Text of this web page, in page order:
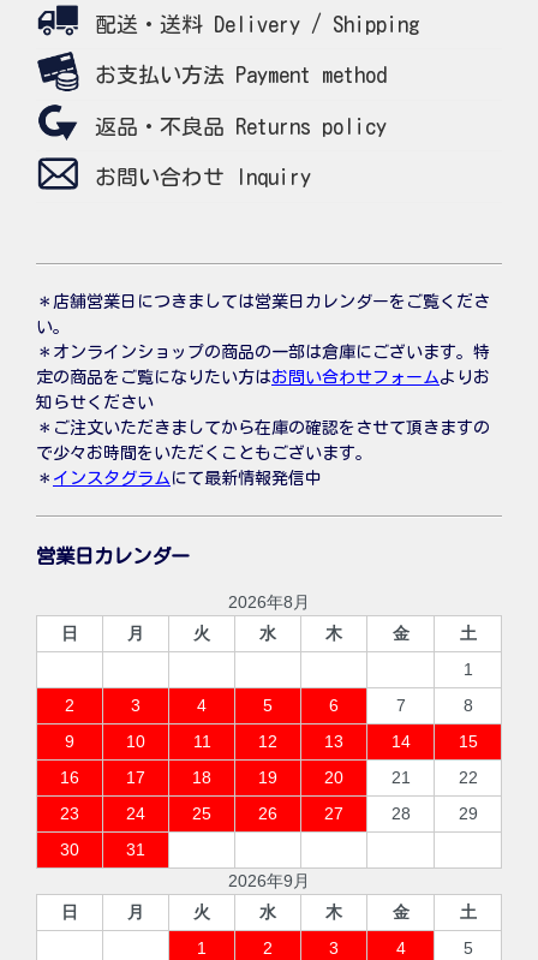
配送・送料 Delivery / Shipping
お支払い方法 Payment method
返品・不良品 Returns policy
お問い合わせ Inquiry
＊店舗営業日につきましては営業日カレンダーをご覧くださ
い。
＊オンラインショップの商品の一部は倉庫にございます。特
定の商品をご覧になりたい方はお問い合わせフォームよりお
知らせください
＊ご注文いただきましてから在庫の確認をさせて頂きますの
で少々お時間をいただくこともございます。
＊ インスタグラム にて最新情報発信中
営業日カレンダー
2026年8月
日
月 火 水 木 金
土
1
2
3 4 5 6 7
8
9
10 11 12 13 14
15
16
17 18 19 20 21
22
23
24 25 26 27 28
29
30
31
2026年9月
日
月 火 水 木 金
土
1
2 3 4
5